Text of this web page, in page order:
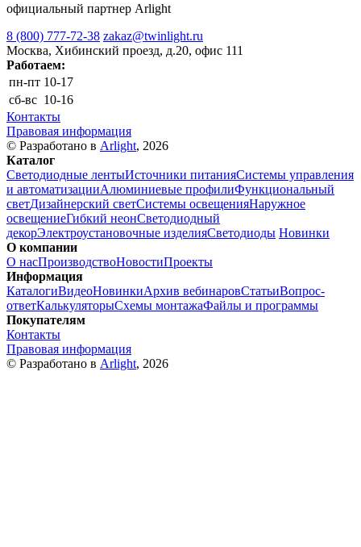
официальный партнер Arlight
8 (800) 777-72-38 zakaz@twinlight.ru
Москва, Хибинский проезд, д.20, офис 111
Работаем:
пн-пт 10-17
сб-вс 10-16
Контакты
Правовая информация
© Разработано в Arlight, 2026
Каталог
Светодиодные лентыИсточники питанияСистемы управления
и автоматизацииАлюминиевые профилиФункциональный
светДизайнерский светСистемы освещенияНаружное
освещениеГибкий неонСветодиодный
декорЭлектроустановочные изделияСветодиоды Новинки
О компании
О насПроизводствоНовостиПроекты
Информация
КаталогиВидеоНовинкиАрхив вебинаровСтатьиВопрос-
ответКалькуляторыСхемы монтажаФайлы и программы
Покупателям
Контакты
Правовая информация
© Разработано в Arlight, 2026